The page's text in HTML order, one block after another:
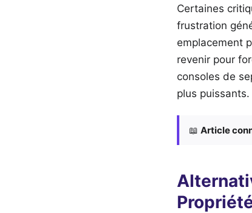
Certaines
frustration
emplacement
revenir pour
consoles de
plus puissants.
📖 Article